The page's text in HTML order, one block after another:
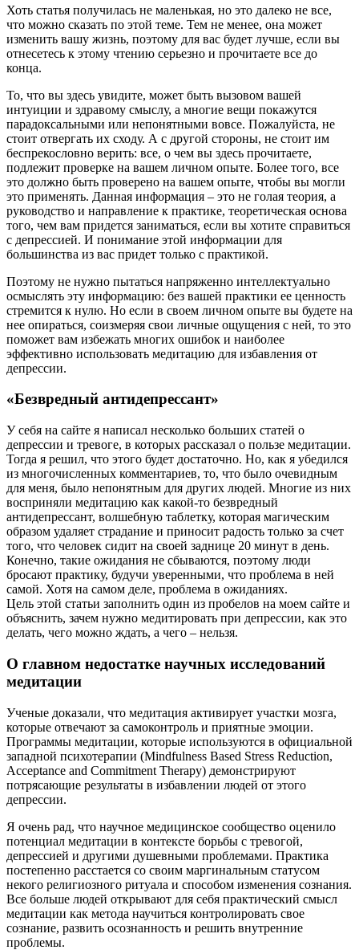
Хоть статья получилась не маленькая, но это далеко не все,
что можно сказать по этой теме. Тем не менее, она может
изменить вашу жизнь, поэтому для вас будет лучше, если вы
отнесетесь к этому чтению серьезно и прочитаете все до
конца.
То, что вы здесь увидите, может быть вызовом вашей
интуиции и здравому смыслу, а многие вещи покажутся
парадоксальными или непонятными вовсе. Пожалуйста, не
стоит отвергать их сходу. А с другой стороны, не стоит им
беспрекословно верить: все, о чем вы здесь прочитаете,
подлежит проверке на вашем личном опыте. Более того, все
это должно быть проверено на вашем опыте, чтобы вы могли
это применять. Данная информация – это не голая теория, а
руководство и направление к практике, теоретическая основа
того, чем вам придется заниматься, если вы хотите справиться
с депрессией. И понимание этой информации для
большинства из вас придет только с практикой.
Поэтому не нужно пытаться напряженно интеллектуально
осмыслять эту информацию: без вашей практики ее ценность
стремится к нулю. Но если в своем личном опыте вы будете на
нее опираться, соизмеряя свои личные ощущения с ней, то это
поможет вам избежать многих ошибок и наиболее
эффективно использовать медитацию для избавления от
депрессии.
«Безвредный антидепрессант»
У себя на сайте я написал несколько больших статей о
депрессии и тревоге, в которых рассказал о пользе медитации.
Тогда я решил, что этого будет достаточно. Но, как я убедился
из многочисленных комментариев, то, что было очевидным
для меня, было непонятным для других людей. Многие из них
восприняли медитацию как какой-то безвредный
антидепрессант, волшебную таблетку, которая магическим
образом удаляет страдание и приносит радость только за счет
того, что человек сидит на своей заднице 20 минут в день.
Конечно, такие ожидания не сбываются, поэтому люди
бросают практику, будучи уверенными, что проблема в ней
самой. Хотя на самом деле, проблема в ожиданиях.
Цель этой статьи заполнить один из пробелов на моем сайте и
объяснить, зачем нужно медитировать при депрессии, как это
делать, чего можно ждать, а чего – нельзя.
О главном недостатке научных исследований
медитации
Ученые доказали, что медитация активирует участки мозга,
которые отвечают за самоконтроль и приятные эмоции.
Программы медитации, которые используются в официальной
западной психотерапии (Mindfulness Based Stress Reduction,
Acceptance and Commitment Therapy) демонстрируют
потрясающие результаты в избавлении людей от этого
депрессии.
Я очень рад, что научное медицинское сообщество оценило
потенциал медитации в контексте борьбы с тревогой,
депрессией и другими душевными проблемами. Практика
постепенно расстается со своим маргинальным статусом
некого религиозного ритуала и способом изменения сознания.
Все больше людей открывают для себя практический смысл
медитации как метода научиться контролировать свое
сознание, развить осознанность и решить внутренние
проблемы.